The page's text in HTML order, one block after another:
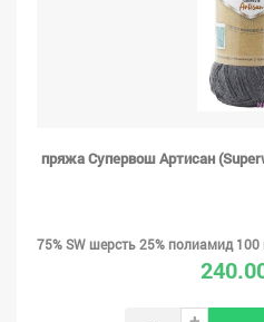
пряжа Супервош Артисан
75% SW шерсть 25% полиамид 100